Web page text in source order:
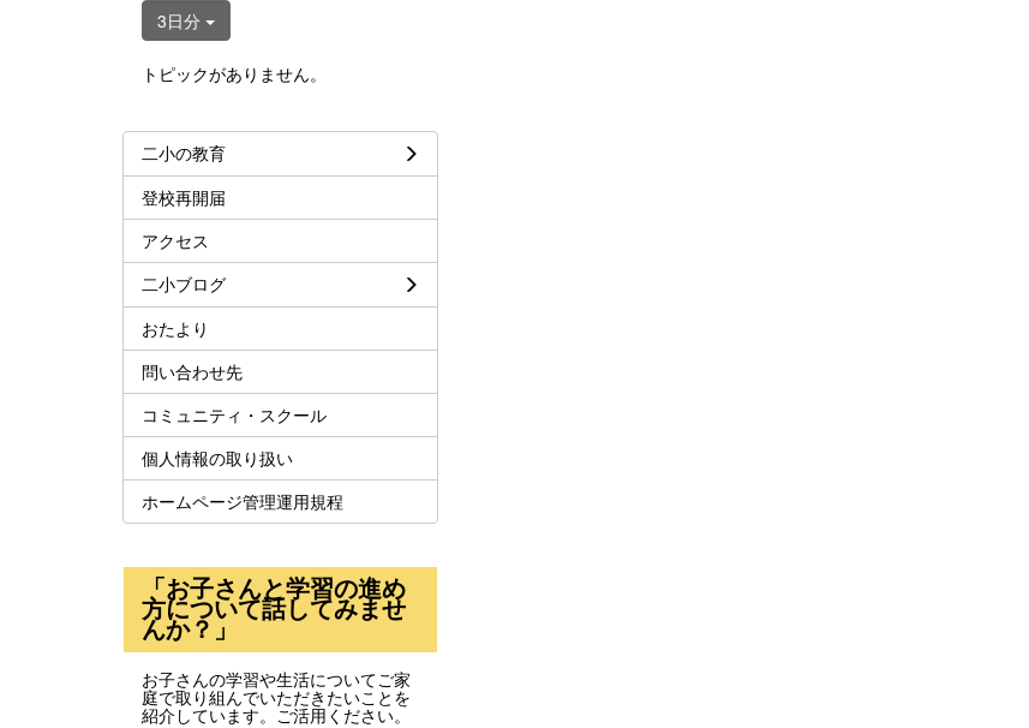
3日分
トピックがありません。
二小の教育
登校再開届
アクセス
二小ブログ
おたより
問い合わせ先
コミュニティ・スクール
個人情報の取り扱い
ホームページ管理運用規程
「お子さんと学習の進め
方について話してみませ
んか？」
お子さんの学習や生活についてご家
庭で取り組んでいただきたいことを
紹介しています。ご活用ください。